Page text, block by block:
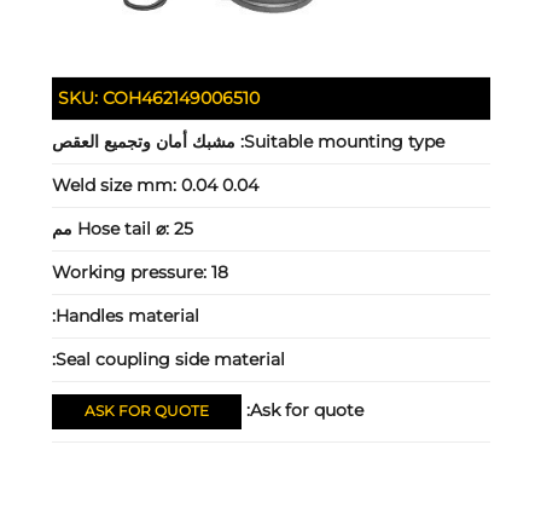
SKU: COH462149006510
Suitable mounting type: مشبك أمان وتجميع العقص
Weld size mm: 0.04 0.04
Hose tail ⌀: 25 مم
Working pressure: 18
Handles material:
Seal coupling side material:
Ask for quote:
ASK FOR QUOTE